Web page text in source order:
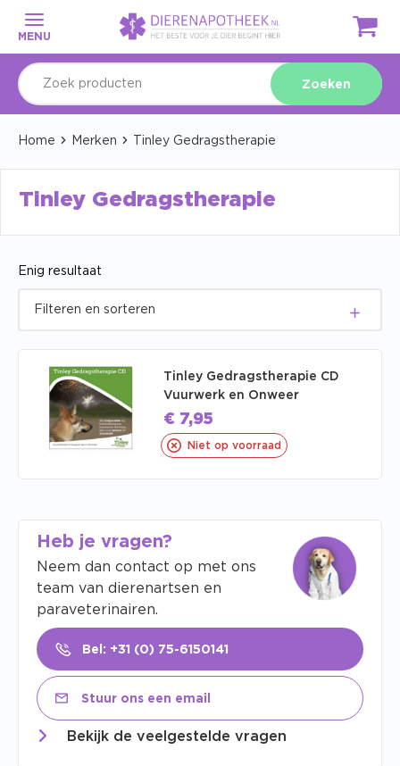
MENU
Zoeken
Home Merken Tinley Gedragstherapie
Tinley Gedragstherapie
Enig resultaat
Tinley Gedragstherapie CD
Vuurwerk en Onweer
€ 7,95
Niet op voorraad
Heb je vragen?
Neem dan contact op met ons
team van dierenartsen en
paraveterinairen.
Bel: +31 (0) 75-6150141
Stuur ons een email
Bekijk de veelgestelde vragen